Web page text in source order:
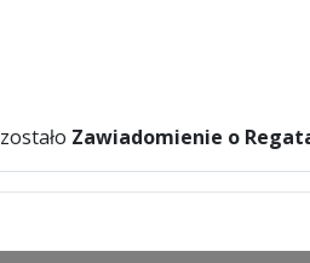
Zawiadomienie o